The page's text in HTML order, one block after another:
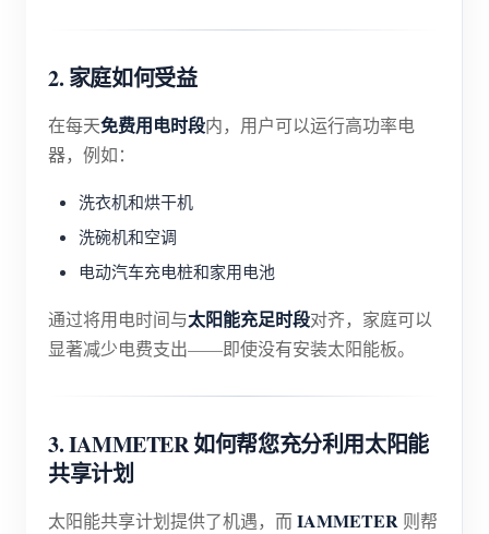
2. 家庭如何受益
在每天免费用电时段内，用户可以运行高功率电
器，例如：
洗衣机和烘干机
洗碗机和空调
电动汽车充电桩和家用电池
通过将用电时间与太阳能充足时段对齐，家庭可以
显著减少电费支出——即使没有安装太阳能板。
3. IAMMETER 如何帮您充分利用太阳能
共享计划
太阳能共享计划提供了机遇，而IAMMETER 则帮